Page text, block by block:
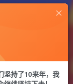
坚持了10来年，我